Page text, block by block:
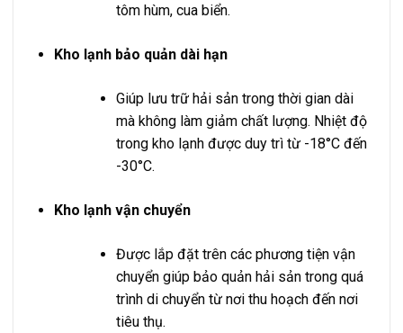
tôm hùm, cua biển.
Kho lạnh bảo quản dài hạn
Giúp lưu trữ hải sản trong thời gian dài
mà không làm giảm chất lượng. Nhiệt độ
trong kho lạnh được duy trì từ -18°C đến
-30°C.
Kho lạnh vận chuyển
Được lắp đặt trên các phương tiện vận
chuyển giúp bảo quản hải sản trong quá
trình di chuyển từ nơi thu hoạch đến nơi
tiêu thụ.